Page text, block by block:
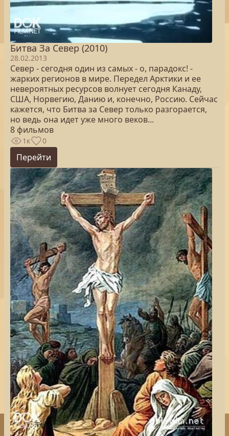
Битва За Север (2010)
28.02.2013
Север - сегодня один из самых - о, парадокс! -
жарких регионов в мире. Передел Арктики и ее
невероятных ресурсов волнует сегодня Канаду,
США, Норвегию, Данию и, конечно, Россию. Сейчас
кажется, что Битва за Север только разгорается,
но ведь она идет уже много веков...
8 фильмов
1к 0
Перейти